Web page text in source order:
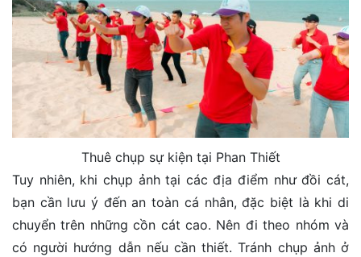
Thuê chụp sự kiện tại Phan Thiết
Tuy nhiên, khi chụp ảnh tại các địa điểm như đồi cát,
bạn cần lưu ý đến an toàn cá nhân, đặc biệt là khi di
chuyển trên những cồn cát cao. Nên đi theo nhóm và
có người hướng dẫn nếu cần thiết. Tránh chụp ảnh ở